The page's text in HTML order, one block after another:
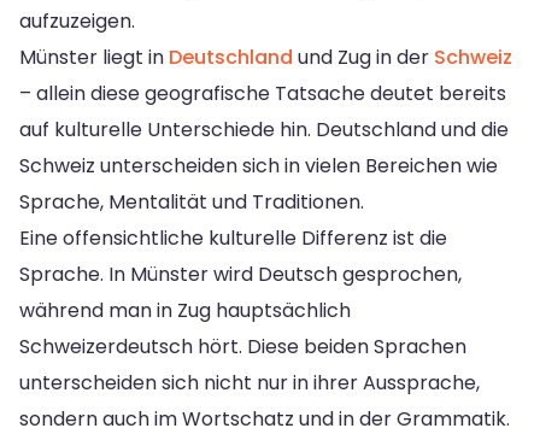
aufzuzeigen.
Münster liegt in Deutschland und Zug in der Schweiz
– allein diese geografische Tatsache deutet bereits
auf kulturelle Unterschiede hin. Deutschland und die
Schweiz unterscheiden sich in vielen Bereichen wie
Sprache, Mentalität und Traditionen.
Eine offensichtliche kulturelle Differenz ist die
Sprache. In Münster wird Deutsch gesprochen,
während man in Zug hauptsächlich
Schweizerdeutsch hört. Diese beiden Sprachen
unterscheiden sich nicht nur in ihrer Aussprache,
sondern auch im Wortschatz und in der Grammatik.